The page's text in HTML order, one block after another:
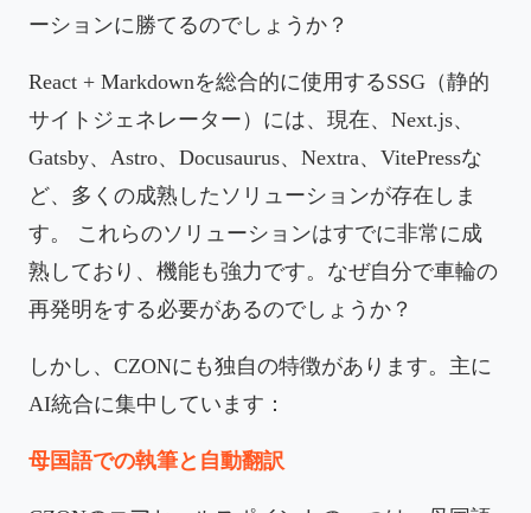
ーションに勝てるのでしょうか？
React + Markdownを総合的に使用するSSG（静的
サイトジェネレーター）には、現在、Next.js、
Gatsby、Astro、Docusaurus、Nextra、VitePressな
ど、多くの成熟したソリューションが存在しま
す。 これらのソリューションはすでに非常に成
熟しており、機能も強力です。なぜ自分で車輪の
再発明をする必要があるのでしょうか？
しかし、CZONにも独自の特徴があります。主に
AI統合に集中しています：
母国語での執筆と自動翻訳